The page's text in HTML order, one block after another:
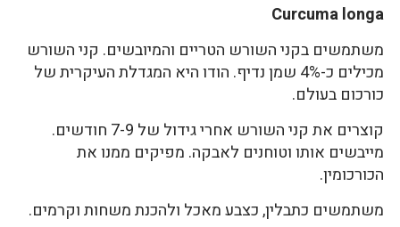
Curcuma longa
משתמשים בקני השורש הטריים והמיובשים. קני השורש
מכילים כ-4% שמן נדיף. הודו היא המגדלת העיקרית של
כורכום בעולם.
קוצרים את קני השורש אחרי גידול של 7-9 חודשים.
מייבשים אותו וטוחנים לאבקה. מפיקים ממנו את
הכורכומין.
משתמשים כתבלין, כצבע מאכל ולהכנת משחות וקרמים.